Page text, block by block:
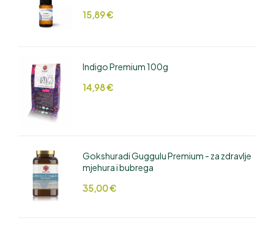
15,89€
Indigo Premium 100g
14,98€
Gokshuradi Guggulu Premium - za zdravlje
mjehura i bubrega
35,00€